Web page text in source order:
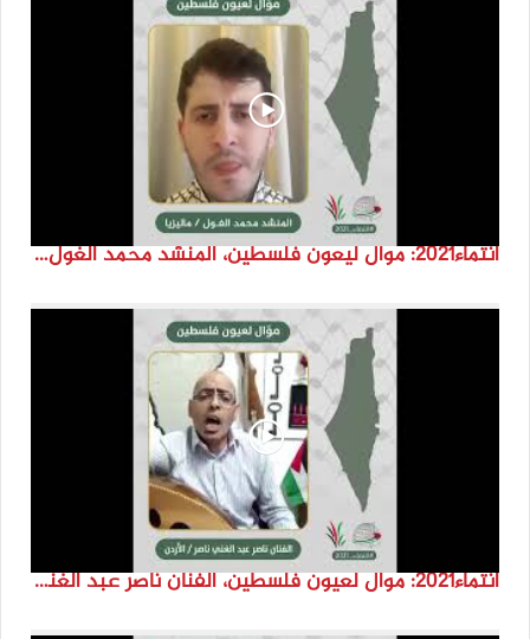
انتماء2021: موال ليعون فلسطين، المنشد محمد الغول، ماليزيا
انتماء2021: موال لعيون فلسطين، الفنان ناصر عبد الغني ناصر، الاردن